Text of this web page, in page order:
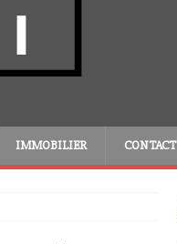
IMMOBILIER CONTACT